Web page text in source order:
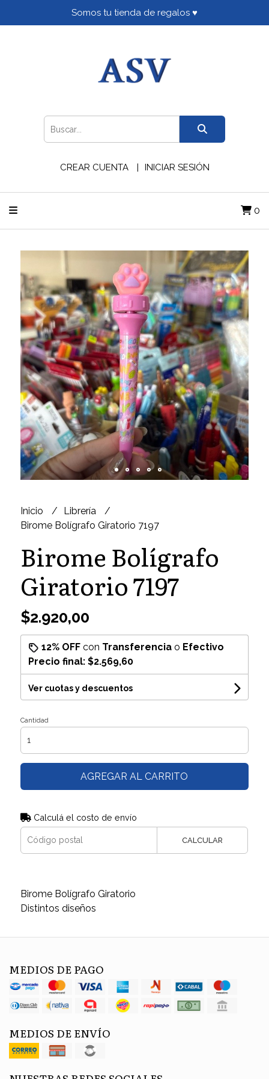
Somos tu tienda de regalos ♥
CREAR CUENTA INICIAR SESIÓN
0
Inicio
Librería
Birome Bolígrafo Giratorio 7197
Birome Bolígrafo
Giratorio 7197
$2.920,00
12% OFFcon Transferenciao Efectivo
Precio final: $2.569,60
Ver cuotas y descuentos
Cantidad
AGREGAR AL CARRITO
Calculá el costo de envío
CALCULAR
Birome Bolígrafo Giratorio
Distintos diseños
MEDIOS DE PAGO
MEDIOS DE ENVÍO